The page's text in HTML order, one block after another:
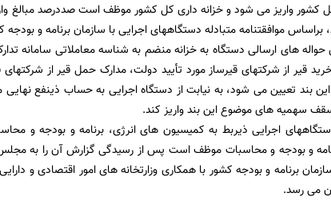
کشور واریز می شود و خزانه داری کل کشور موظف است صددرصد مبالغ
موافقتنامه متبادله دستگاههای اجرایی با سازمان برنامه و
های ارسالی دستگاه به خزانه منضم به شناسه معاملاتی سامانه
قیر از شرکتهای قیرساز مورد تأیید دولت، مدارک حمل قیر از
بند تعیین می شود، به نیابت از دستگاه اجرایی به حساب ذینفع نهایی
سهمیه های موضوع این بند واریز کند.
اجرایی ذیربط به کمیسیون های انرژی، برنامه و بودجه و
و بودجه و محاسبات موظف است پس از رسیدگی گزارش آن را به مجلس
برنامه و بودجه کشور با همکاری وزارتخانه های امور اقتصادی و
می رسد.